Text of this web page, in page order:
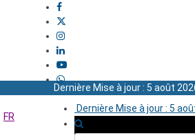
Dernière Mise à jour : 5
Dernière Mise à jour : 5 août
FR